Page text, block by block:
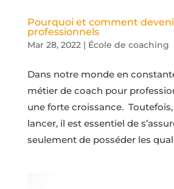
Pourquoi et comment
professionnels
Mar 28, 2022| École de coaching
Dans notre monde en
métier de coach pour
une forte croissance.
lancer, il est essentiel de
seulement de posséder les